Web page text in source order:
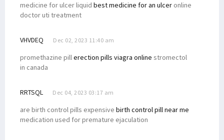
medicine for ulcer liquid best medicine for an ulcer online
doctor uti treatment
VHVDEQ Dec 02, 2023 11:40 am
promethazine pillerection pills viagra online stromectol
in canada
RRTSQL Dec 04, 2023 03:17 am
are birth control pills expensive birth control pill near me
medication used for premature ejaculation